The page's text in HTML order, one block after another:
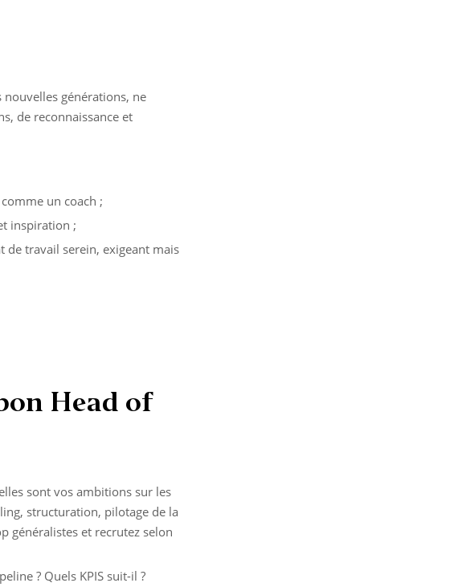
nouvelles générations, ne
de reconnaissance et
un coach ;
inspiration ;
de travail serein, exigeant mais
Head of
sont vos ambitions sur les
structuration, pilotage de la
généralistes et recrutez selon
? Quels KPIS suit-il ?